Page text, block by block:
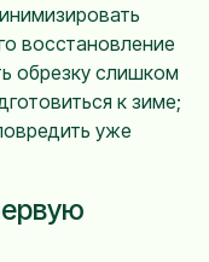
восстановление
обрезку слишком
к зиме;
уже